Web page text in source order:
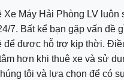
Xe Máy Hải Phòng LV luôn
7. Bất kể bạn gặp vấn đề
để được hỗ trợ kịp thời.
hơn khi thuê xe và sử
tôi và lựa chọn để có